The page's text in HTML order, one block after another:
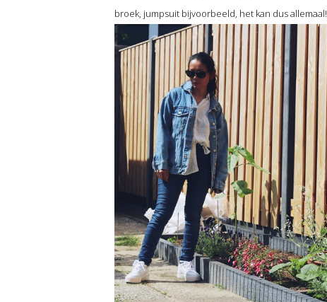
broek, jumpsuit bijvoorbeeld, het kan dus allemaal!